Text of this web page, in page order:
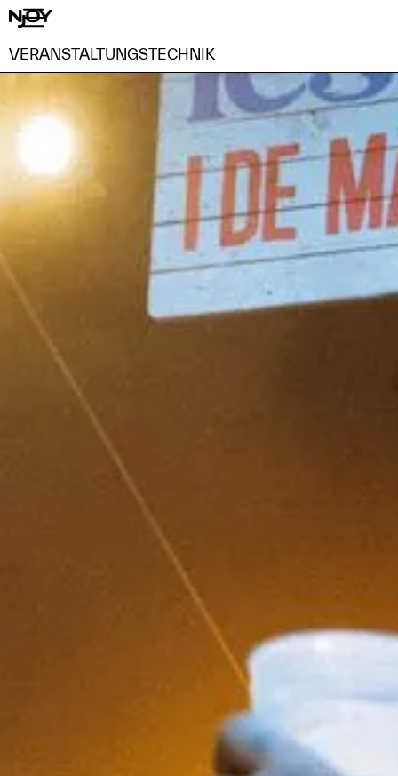
VERANSTALTUNGSTECHNIK